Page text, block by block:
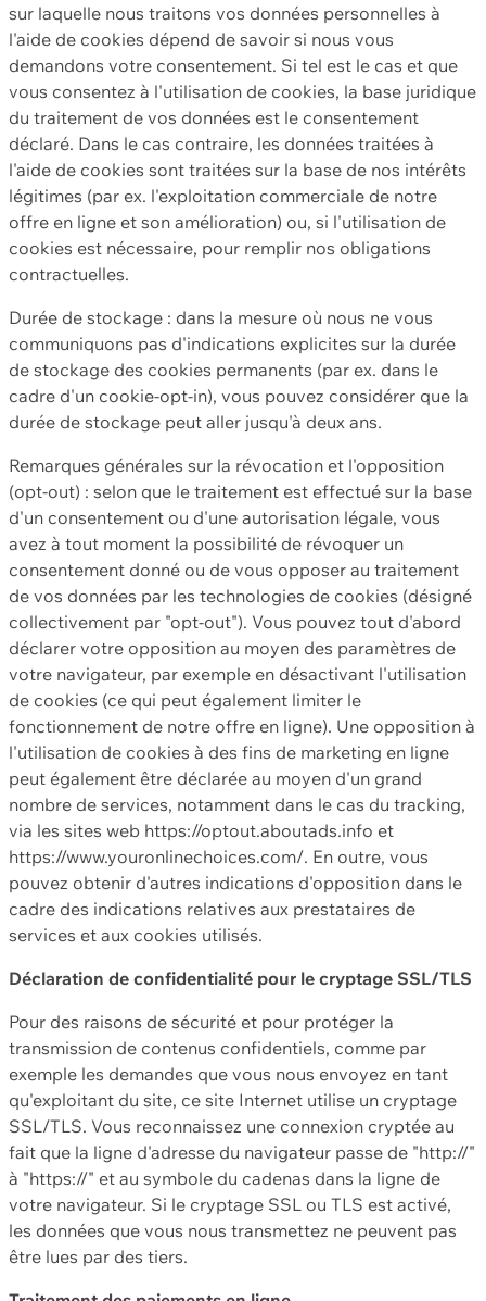
sur laquelle nous traitons vos données personnelles à
l'aide de cookies dépend de savoir si nous vous
demandons votre consentement. Si tel est le cas et que
vous consentez à l'utilisation de cookies, la base juridique
du traitement de vos données est le consentement
déclaré. Dans le cas contraire, les données traitées à
l'aide de cookies sont traitées sur la base de nos intérêts
légitimes (par ex. l'exploitation commerciale de notre
offre en ligne et son amélioration) ou, si l'utilisation de
cookies est nécessaire, pour remplir nos obligations
contractuelles.
Durée de stockage : dans la mesure où nous ne vous
communiquons pas d'indications explicites sur la durée
de stockage des cookies permanents (par ex. dans le
cadre d'un cookie-opt-in), vous pouvez considérer que la
durée de stockage peut aller jusqu'à deux ans.
Remarques générales sur la révocation et l'opposition
(opt-out) : selon que le traitement est effectué sur la base
d'un consentement ou d'une autorisation légale, vous
avez à tout moment la possibilité de révoquer un
consentement donné ou de vous opposer au traitement
de vos données par les technologies de cookies (désigné
collectivement par "opt-out"). Vous pouvez tout d'abord
déclarer votre opposition au moyen des paramètres de
votre navigateur, par exemple en désactivant l'utilisation
de cookies (ce qui peut également limiter le
fonctionnement de notre offre en ligne). Une opposition à
l'utilisation de cookies à des fins de marketing en ligne
peut également être déclarée au moyen d'un grand
nombre de services, notamment dans le cas du tracking,
via les sites web https://optout.aboutads.info et
https://www.youronlinechoices.com/. En outre, vous
pouvez obtenir d'autres indications d'opposition dans le
cadre des indications relatives aux prestataires de
services et aux cookies utilisés.
Déclaration de confidentialité pour le cryptage SSL/TLS
Pour des raisons de sécurité et pour protéger la
transmission de contenus confidentiels, comme par
exemple les demandes que vous nous envoyez en tant
qu'exploitant du site, ce site Internet utilise un cryptage
SSL/TLS. Vous reconnaissez une connexion cryptée au
fait que la ligne d'adresse du navigateur passe de "http://"
à "https://" et au symbole du cadenas dans la ligne de
votre navigateur. Si le cryptage SSL ou TLS est activé,
les données que vous nous transmettez ne peuvent pas
être lues par des tiers.